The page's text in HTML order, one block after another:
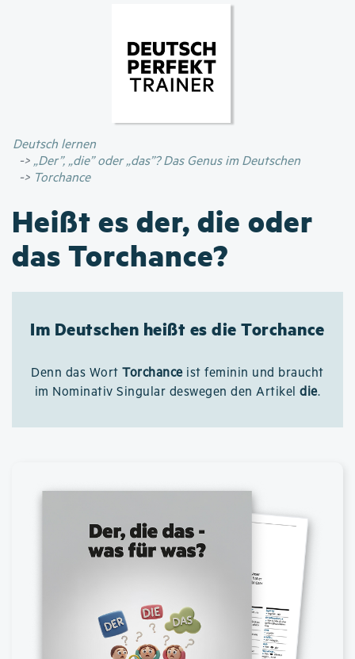
Inhalt
Deutsch lernen
„Der”, „die” oder „das”? Das Genus im Deutschen
Torchance
Heißt es der, die oder
das Torchance?
Im Deutschen heißt es die Torchance
Denn das WortTorchanceist feminin und braucht
im Nominativ Singular deswegen den Artikeldie.